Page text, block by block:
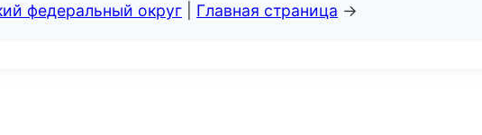
федеральный округ Главная страница →